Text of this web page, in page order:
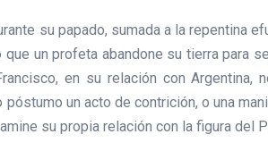
su papado, sumada a la repentina
un profeta abandone su tierra para
en su relación con Argentina,
un acto de contrición, o una
su propia relación con la figura del